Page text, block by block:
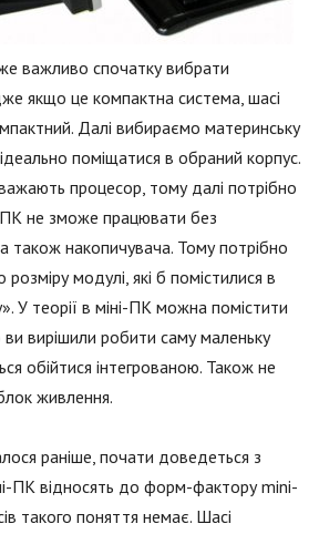
важливо спочатку вибрати
якщо це компактна система, шасі
Далі вибираємо материнську
поміщатися в обраний корпус.
процесор, тому далі потрібно
не зможе працювати без
також накопичувача. Тому потрібно
модулі, які б помістилися в
У теорії в міні-ПК можна помістити
вирішили робити саму маленьку
обійтися інтегрованою. Також не
живлення.
раніше, почати доведеться з
ПК відносять до форм-фактору mini-
такого поняття немає. Шасі